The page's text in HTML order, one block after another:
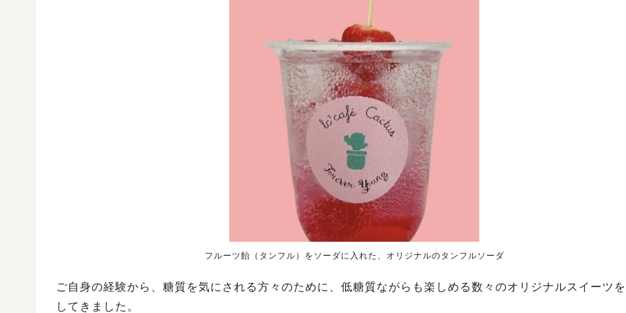
フルーツ飴（タンフル）をソーダに入れた、オリジナルのタンフルソーダ
ご自身の経験から、糖質を気にされる方々のために、低糖質ながらも楽しめる数々のオリジナルスイーツ
してきました。